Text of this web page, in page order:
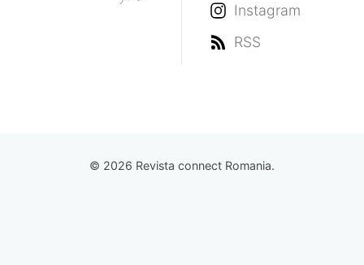
Instagram
RSS
© 2026 Revista connect Romania.